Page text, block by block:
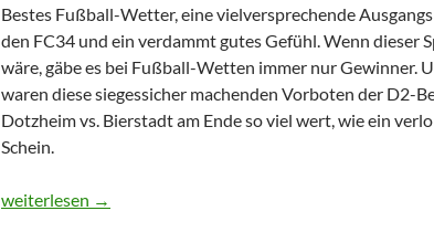
Bestes Fußball-Wetter, eine vielversprechende
den FC34 und ein verdammt gutes Gefühl. Wenn dieser
wäre, gäbe es bei Fußball-Wetten immer nur Gewinner.
waren diese siegessicher machenden Vorboten der D2-
Dotzheim vs. Bierstadt am Ende so viel wert, wie ein
Schein.
Schwarzer Tag für die D2
weiterlesen →